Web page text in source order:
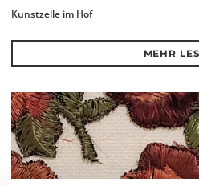
Kunstzelle im Hof
MEHR